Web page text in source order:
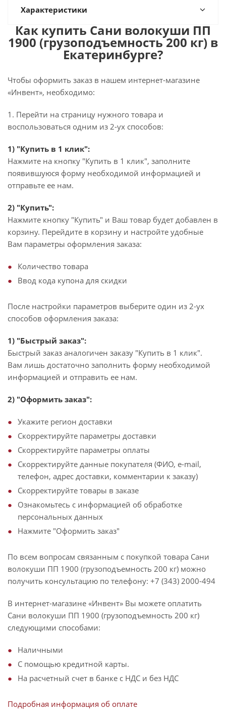
Характеристики
Как купить Сани волокуши ПП
1900 (грузоподъемность 200 кг) в
Екатеринбурге?
Чтобы оформить заказ в нашем интернет-магазине
«Инвент», необходимо:
1. Перейти на страницу нужного товара и
воспользоваться одним из 2-ух способов:
1) "Купить в 1 клик":
Нажмите на кнопку "Купить в 1 клик", заполните
появившуюся форму необходимой информацией и
отправьте ее нам.
2) "Купить":
Нажмите кнопку "Купить" и Ваш товар будет добавлен в
корзину. Перейдите в корзину и настройте удобные
Вам параметры оформления заказа:
Количество товара
Ввод кода купона для скидки
После настройки параметров выберите один из 2-ух
способов оформления заказа:
1) "Быстрый заказ":
Быстрый заказ аналогичен заказу "Купить в 1 клик".
Вам лишь достаточно заполнить форму необходимой
информацией и отправить ее нам.
2) "Оформить заказ":
Укажите регион доставки
Скорректируйте параметры доставки
Скорректируйте параметры оплаты
Скорректируйте данные покупателя (ФИО, e-mail,
телефон, адрес доставки, комментарии к заказу)
Скорректируйте товары в заказе
Ознакомьтесь с информацией об обработке
персональных данных
Нажмите "Оформить заказ"
По всем вопросам связанным с покупкой товара Сани
волокуши ПП 1900 (грузоподъемность 200 кг) можно
получить консультацию по телефону: +7 (343) 2000-494
В интернет-магазине «Инвент» Вы можете оплатить
Сани волокуши ПП 1900 (грузоподъемность 200 кг)
следующими способами:
Наличными
С помощью кредитной карты.
На расчетный счет в банке с НДС и без НДС
Подробная информация об оплате